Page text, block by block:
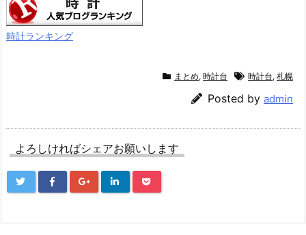
時計ランキング
まとめ, 時計台 時計台, 札幌
Posted by admin
よろしければシェアお願いします